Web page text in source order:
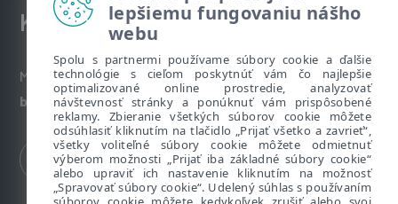
Kontakt
Máte nezodpovedané otázky? Napíšte nám:
bezpecnenanete@eset.sk
lepšiemu fungovaniu nášho
webu
Spolu s partnermi používame súbory cookie a ďalšie
technológie s cieľom poskytnúť vám čo najlepšie
optimalizované online prostredie, analyzovať
návštevnosť stránky a ponúknuť vám prispôsobené
reklamy. Zbieranie všetkých súborov cookie môžete
odsúhlasiť kliknutím na tlačidlo „Prijať všetko a zavrieť“,
všetky voliteľné súbory cookie môžete odmietnuť
výberom možnosti „Prijať iba základné súbory cookie“
alebo upraviť ich nastavenie kliknutím na možnosť
„Spravovať súbory cookie“. Udelený súhlas s používaním